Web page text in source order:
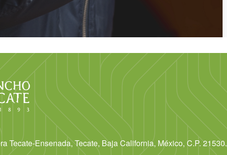
Tecate-Ensenada, Tecate, Baja California, México, C.P. 21530.